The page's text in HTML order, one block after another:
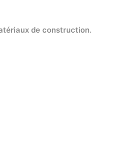
de construction.